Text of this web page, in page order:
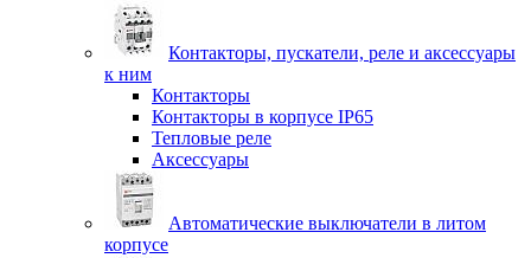
Контакторы, пускатели, реле и аксессуары
к ним
Контакторы
Контакторы в корпусе IP65
Тепловые реле
Аксессуары
Автоматические выключатели в литом
корпусе